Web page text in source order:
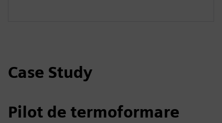
Case Study
Pilot de termoformare